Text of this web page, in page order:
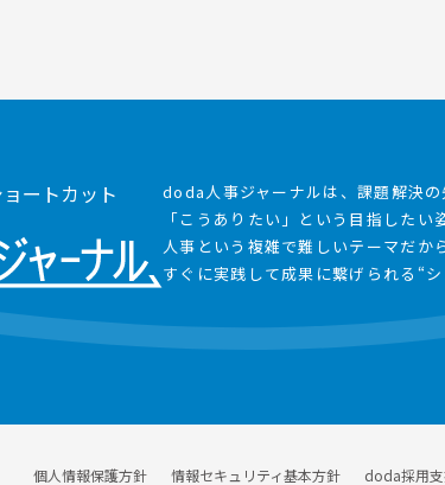
ートカット
doda人事ジャーナルは、課題解決の
「こうありたい」という目指したい
人事という複雑で難しいテーマだか
すぐに実践して成果に繋げられる“
個人情報保護方針 情報セキュリティ基本方針 doda採用